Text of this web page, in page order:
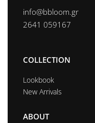
info@bbloom.gr
2641 059167
COLLECTION
Lookbook
New Arrivals
ABOUT